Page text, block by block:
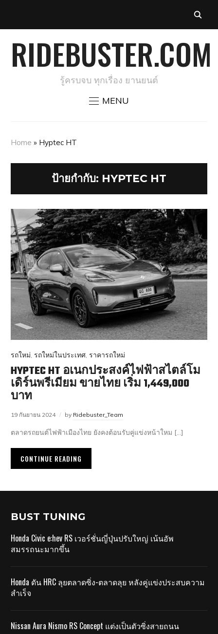
RIDEBUSTER.COM
รู้ครบจบ ทุกเรื่อง ยานยนต์
MENU
Home » Hyptec HT
ป้ายกำกับ: HYPTEC HT
รถใหม่,รถใหม่ในประเทศ,ราคารถใหม่
HYPTEC HT อเนกประสงค์ไฟฟ้าสไตล์โม
เดิร์นพรีเมียม ขายไทย เริ่ม 1,449,000
บาท
19 กันยายน 2024 by Ridebuster_Team
ตลาดรถยนต์ไฟฟ้าเมืองไทย ยังคงต้อนรับคู่แข่งหน้าใหม […]
CONTINUE READING
BUST TUNING
Honda Civic e:hev RS เวอร์ชั่นญี่ปุ่นปรับใหญ่ เน้นอัพ
สมรรถนะมากขึ้น
Honda ดัน HRC ลุยตลาดซิ่ง-ตลาดลุย หลังคู่แข่งประสบความ
สำเร็จ
Nissan Aura Nismo RS Concept แต่งเป็นตัวซิ่งสายถนน